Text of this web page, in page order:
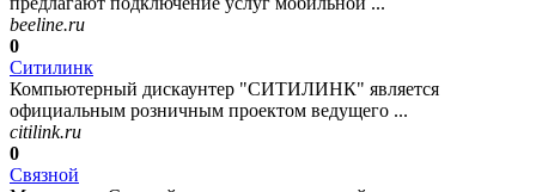
beeline.ru
0
Ситилинк
Компьютерный дискаунтер "СИТИЛИНК" является
официальным розничным проектом ведущего ...
citilink.ru
0
Связной